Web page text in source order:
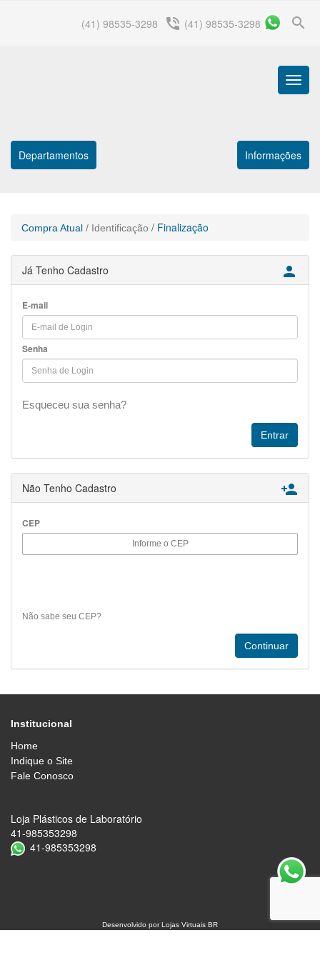
search
(41) 98535-3298 phone_in_talk (41) 98535-3298
Menu
Departamentos Informações
Compra Atual / Identificação / Finalização
Já Tenho Cadastro 
E-mail
Senha
Esqueceu sua senha?
Não Tenho Cadastro 
CEP
Não sabe seu CEP?
Institucional
Home
Indique o Site
Fale Conosco
Loja Plásticos de Laboratório
41-985353298
41-985353298
Desenvolvido porLojas Virtuais BR